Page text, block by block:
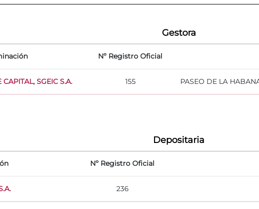
Gestora
Nº Registro Oficial
SGEIC S.A. 155 PASEO DE LA
Depositaria
Nº Registro Oficial
236